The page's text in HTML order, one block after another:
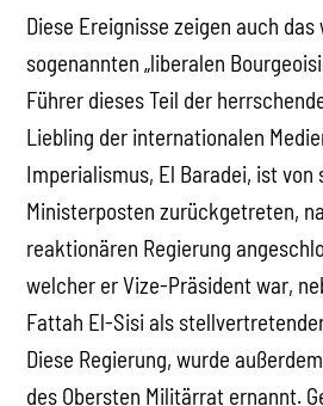
Diese Ereignisse zeigen auch
sogenannten „liberalen
Führer dieses Teil der
Liebling der internationalen
Imperialismus, El Baradei, ist von
Ministerposten zurückgetreten,
reaktionären Regierung
welcher er Vize-Präsident war,
Fattah El-Sisi als
Diese Regierung, wurde
des Obersten Militärrat ernannt.